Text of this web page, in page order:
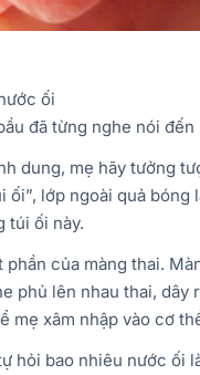
ối
đã từng nghe nói
dung, mẹ hãy tưởng
ối”, lớp ngoài quả bóng
túi ối này.
phần của màng thai.
phủ lên nhau thai, dây
mẹ xâm nhập vào cơ
hỏi bao nhiêu nước ối